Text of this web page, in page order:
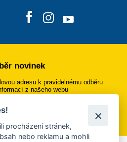
novinek
adresu k pravidelnému odběru
z našeho webu
se k odběru
procházení stránek,
nebo reklamu a mohli